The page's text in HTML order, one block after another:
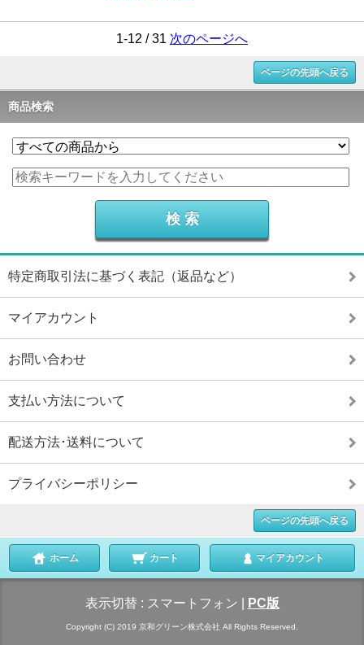
1-12 / 31 次のページへ
ページの先頭へ戻る
商品検索
特定商取引法に基づく表記（返品など）
マイアカウント
お問い合わせ
支払い方法について
配送方法･送料について
プライバシーポリシー
ページの先頭へ戻る
ホーム カート マイアカウント
表示切替 : スマートフォン PC版
Copyright (C) 2019 京和グリーン株式会社 All Rights Reserved.